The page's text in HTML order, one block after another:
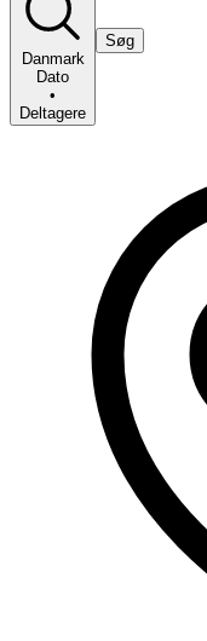
Danmark
Dato
•
Deltagere
Søg